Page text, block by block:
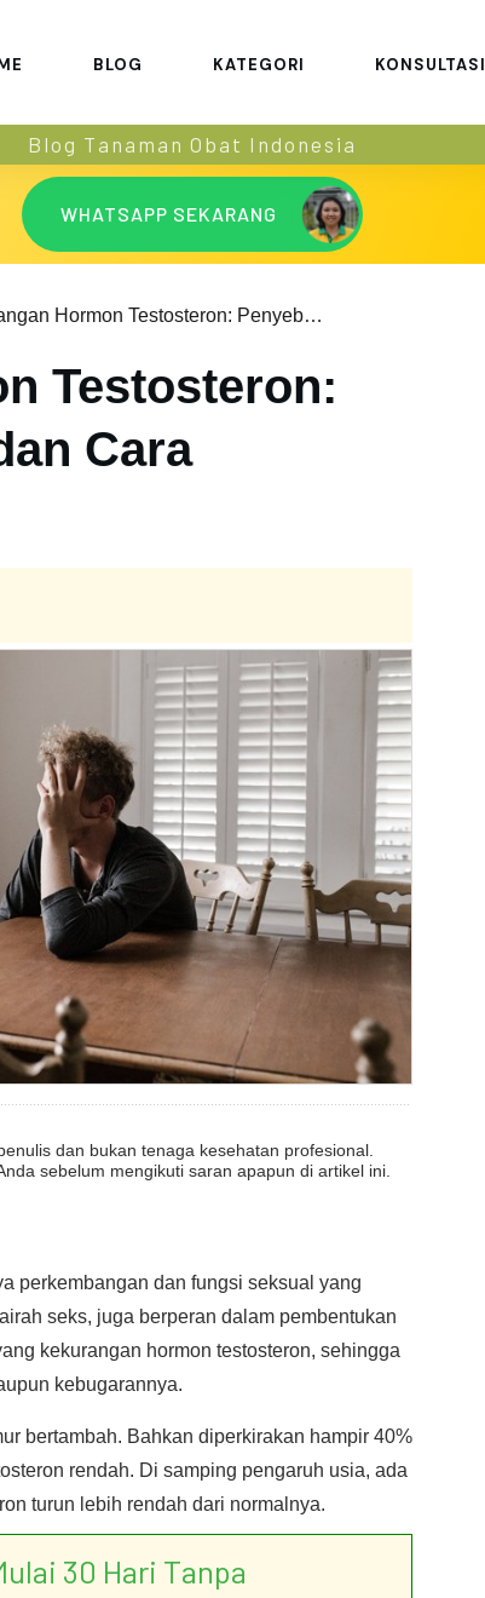
BLOG KATEGORI KONSULTASI
Blog Tanaman Obat Indonesia
WHATSAPP SEKARANG
Kekurangan Hormon Testosteron: Penyebab, Gejala, dan Cara Mengatasinya
Testosteron:
Cara
dan bukan tenaga kesehatan profesional.
sebelum mengikuti saran apapun di artikel ini.
perkembangan dan fungsi seksual yang
seks, juga berperan dalam pembentukan
kekurangan hormon testosteron, sehingga
kebugarannya.
bertambah. Bahkan diperkirakan hampir 40%
rendah. Di samping pengaruh usia, ada
turun lebih rendah dari normalnya.
30 Hari Tanpa